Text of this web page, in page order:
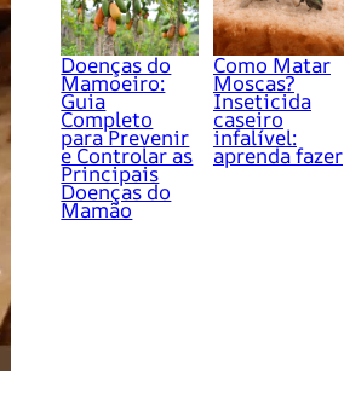
Doenças do
Mamoeiro:
Guia
Completo
para Prevenir
e Controlar as
Principais
Doenças do
Mamão
Como Matar
Moscas?
Inseticida
caseiro
infalível:
aprenda fazer